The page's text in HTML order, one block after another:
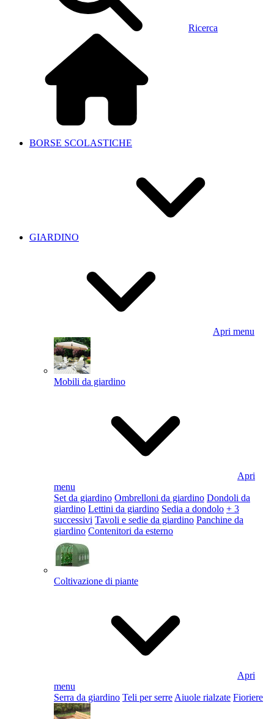
Ricerca
BORSE SCOLASTICHE
GIARDINO
Apri menu
Mobili da giardino
Apri
menu
Set da giardino Ombrelloni da giardino Dondoli da
giardino Lettini da giardino Sedia a dondolo + 3
successivi Tavoli e sedie da giardino Panchine da
giardino Contenitori da esterno
Coltivazione di piante
Apri
menu
Serra da giardino Teli per serre Aiuole rialzate Fioriere